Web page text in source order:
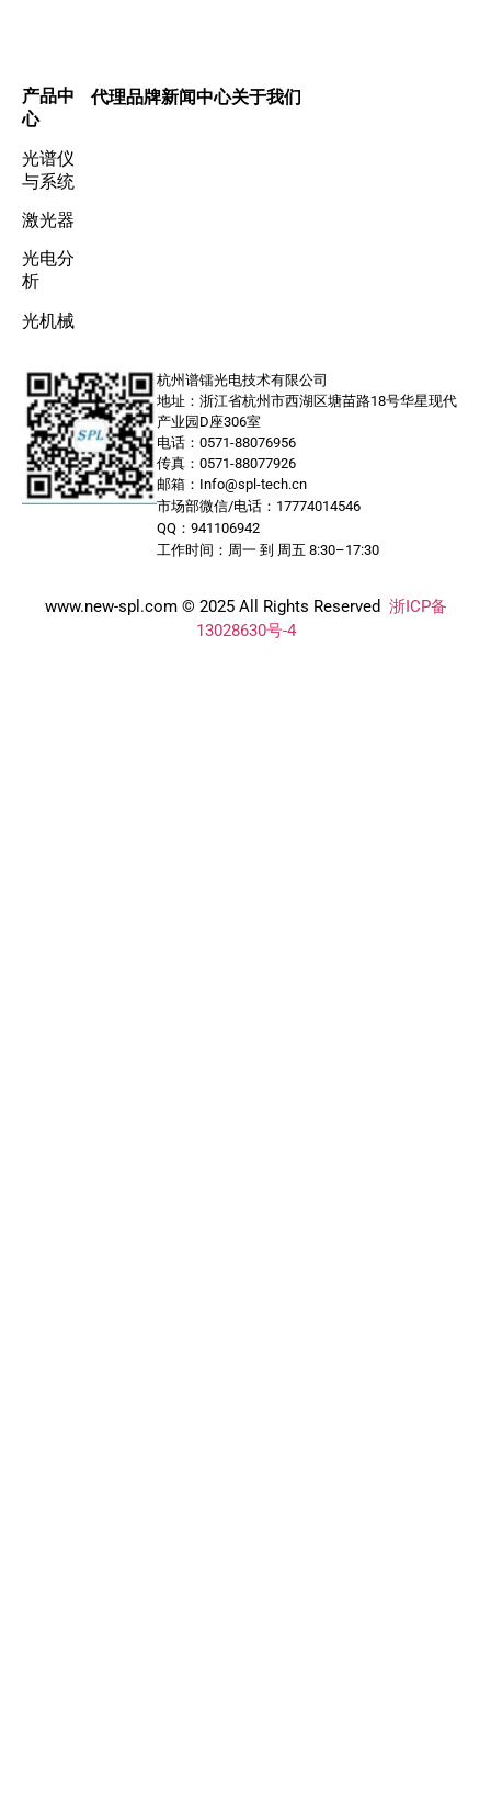
产品中
心
光谱仪
与系统
激光器
光电分
析
光机械
代理品牌新闻中心关于我们
杭州谱镭光电技术有限公司
地址：浙江省杭州市西湖区塘苗路18号华星现代
产业园D座306室
电话：0571-88076956
传真：0571-88077926
邮箱：Info@spl-tech.cn
市场部微信/电话：17774014546
QQ：941106942
工作时间：周一 到 周五 8:30–17:30
www.new-spl.com © 2025 All Rights Reserved 浙ICP备
13028630号-4